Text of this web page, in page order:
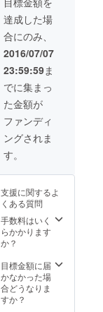
（土・
日） ●
レッス
ン３回
（60
分）
達成した場
合にのみ、
2016/07/07
23:59:59ま
でに集まっ
た金額が
ファンディ
ングされま
す。
支援に関するよ
くある質問
手数料はいく
らかかります
か？
目標金額に届
かなかった場
合どうなりま
すか？